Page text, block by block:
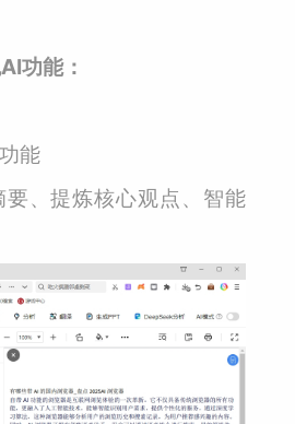
功能：
能
、提炼核心观点、智能